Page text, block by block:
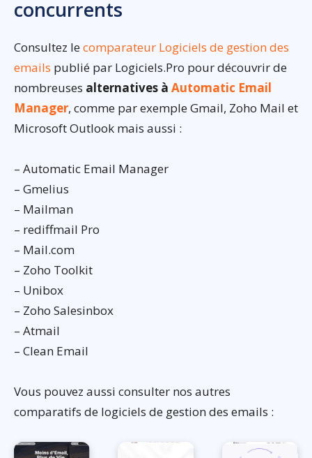
concurrents
Consultez lecomparateur Logiciels de gestion des
emails publié par Logiciels.Pro pour découvrir de
nombreuses alternatives à Automatic Email
Manager, comme par exemple Gmail, Zoho Mail et
Microsoft Outlook mais aussi :
– Automatic Email Manager
– Gmelius
– Mailman
– rediffmail Pro
– Mail.com
– Zoho Toolkit
– Unibox
– Zoho Salesinbox
– Atmail
– Clean Email
Vous pouvez aussi consulter nos autres
comparatifs de logiciels de gestion des emails :